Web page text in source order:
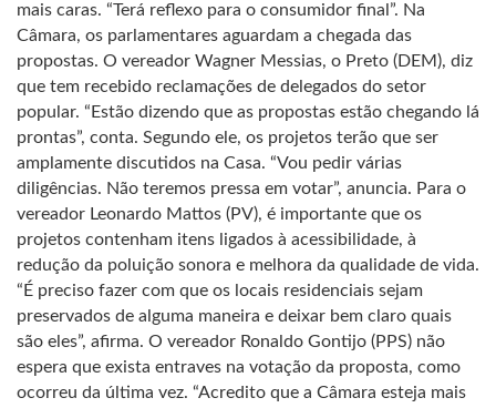
mais caras. “Terá reflexo para o consumidor final”. Na
Câmara, os parlamentares aguardam a chegada das
propostas. O vereador Wagner Messias, o Preto (DEM), diz
que tem recebido reclamações de delegados do setor
popular. “Estão dizendo que as propostas estão chegando lá
prontas”, conta. Segundo ele, os projetos terão que ser
amplamente discutidos na Casa. “Vou pedir várias
diligências. Não teremos pressa em votar”, anuncia. Para o
vereador Leonardo Mattos (PV), é importante que os
projetos contenham itens ligados à acessibilidade, à
redução da poluição sonora e melhora da qualidade de vida.
“É preciso fazer com que os locais residenciais sejam
preservados de alguma maneira e deixar bem claro quais
são eles”, afirma. O vereador Ronaldo Gontijo (PPS) não
espera que exista entraves na votação da proposta, como
ocorreu da última vez. “Acredito que a Câmara esteja mais